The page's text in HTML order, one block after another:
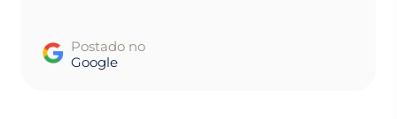
Postado no
Google